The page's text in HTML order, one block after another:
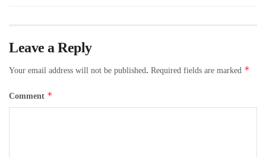
Leave a Reply
Your email address will not be published. Required fields are marked *
Comment *